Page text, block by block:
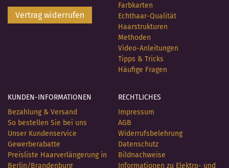
Vertrag widerrufen
Farbkarten
Echthaar-Qualität
Haarstrukturen
Methoden
Video-Anleitungen
Tipps & Tricks
Häufige Fragen
KUNDEN-INFORMATIONEN
Bezahlung & Versand
So bestellen Sie bei uns
Unser Kundenservice
Gewerberabatte
Preisliste Haarverlängerung in
Berlin/Brandenburg
RECHTLICHES
Impressum
AGB
Widerrufsbelehrung
Datenschutz
Bildnachweise
Informationen zu Elektro- und